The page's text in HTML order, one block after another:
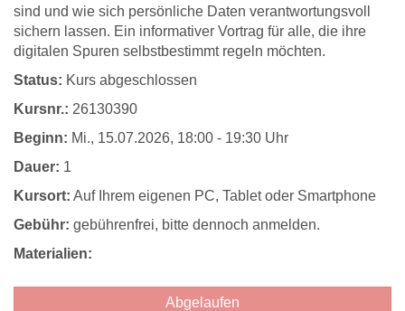
sind und wie sich persönliche Daten verantwortungsvoll
sichern lassen. Ein informativer Vortrag für alle, die ihre
digitalen Spuren selbstbestimmt regeln möchten.
Status: Kurs abgeschlossen
Kursnr.: 26130390
Beginn: Mi., 15.07.2026, 18:00 - 19:30 Uhr
Dauer: 1
Kursort: Auf Ihrem eigenen PC, Tablet oder Smartphone
Gebühr: gebührenfrei, bitte dennoch anmelden.
Materialien:
Abgelaufen